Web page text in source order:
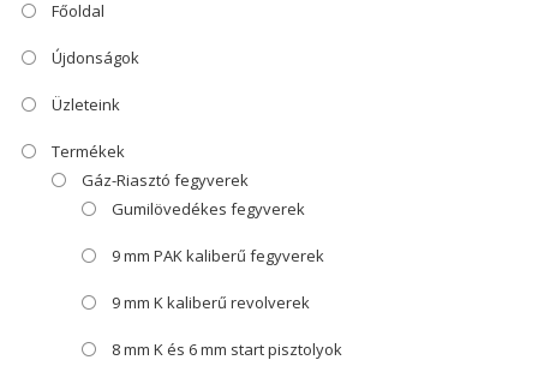
Főoldal
Újdonságok
Üzleteink
Termékek
Gáz-Riasztó fegyverek
Gumilövedékes fegyverek
9 mm PAK kaliberű fegyverek
9 mm K kaliberű revolverek
8 mm K és 6 mm start pisztolyok